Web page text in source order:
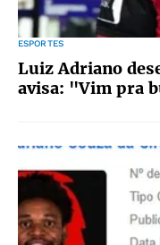
ESPORTES
Luiz Adriano
avisa: "Vim pra